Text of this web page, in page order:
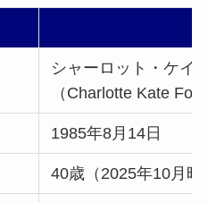
シャーロット・ケイ
（Charlotte Kate Fox
1985年8月14日
40歳（2025年10月時